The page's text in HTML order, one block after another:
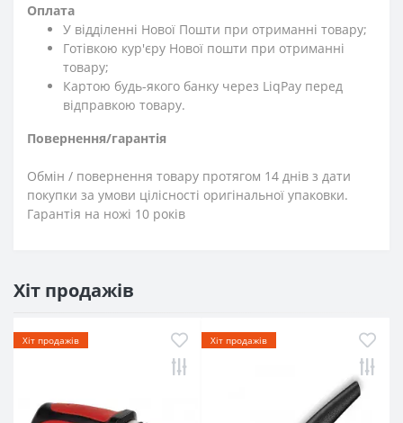
Оплата
У відділенні Нової Пошти при отриманні товару;
Готівкою кур'єру Нової пошти при отриманні
товару;
Картою будь-якого банку через LiqPay перед
відправкою товару.
Повернення/гарантія
Обмін / повернення товару протягом 14 днів з дати
покупки за умови цілісності оригінальної упаковки.
Гарантія на ножі 10 років
Хіт продажів
Хіт продажів Хіт продажів